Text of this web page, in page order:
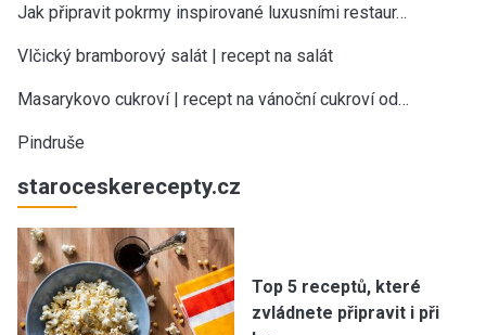
Jak připravit pokrmy inspirované luxusními restaur…
Vlčický bramborový salát | recept na salát
Masarykovo cukroví | recept na vánoční cukroví od…
Pindruše
staroceskerecepty.cz
Top 5 receptů, které
zvládnete připravit i při